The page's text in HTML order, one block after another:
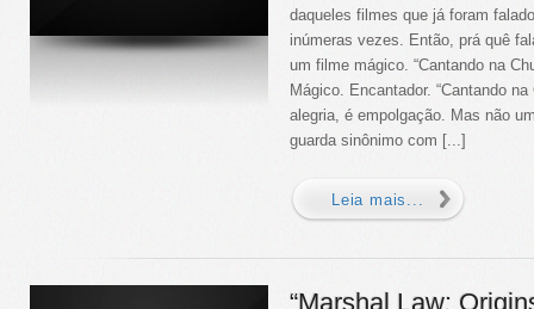
daqueles filmes que já foram
inúmeras vezes. Então, prá quê
um filme mágico. “Cantando na
Mágico. Encantador. “Cantando
alegria, é empolgação. Mas não
guarda sinônimo com [...]
Leia mais...
“Marshal Law: